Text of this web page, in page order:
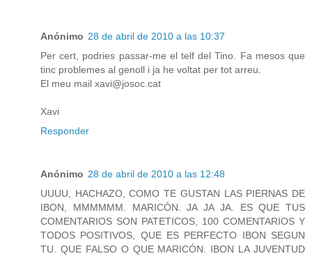
Anónimo 28 de abril de 2010 a las 10:37
Per cert, podries passar-me el telf del Tino. Fa mesos que
tinc problemes al genoll i ja he voltat per tot arreu.
El meu mail xavi@josoc.cat
Xavi
Responder
Anónimo 28 de abril de 2010 a las 12:48
UUUU, HACHAZO, COMO TE GUSTAN LAS PIERNAS DE
IBON, MMMMMM. MARICÓN. JA JA JA. ES QUE TUS
COMENTARIOS SON PATETICOS, 100 COMENTARIOS Y
TODOS POSITIVOS, QUE ES PERFECTO IBON SEGUN
TU. QUE FALSO O QUE MARICÓN. IBON LA JUVENTUD